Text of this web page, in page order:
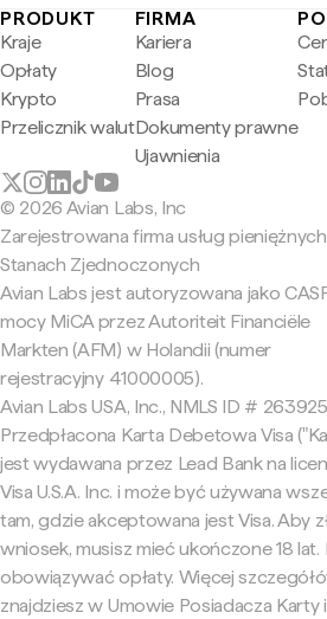
PRODUKT
Kraje
Opłaty
Krypto
Przelicznik walut
FIRMA
Kariera
Blog
Prasa
Dokumenty prawne
Ujawnienia
© 2026 Avian Labs, Inc
Zarejestrowana firma usług
Stanach Zjednoczonych
Avian Labs jest autoryzowana jako
mocy MiCA przez Autoriteit Financiële
Markten (AFM) w Holandii (numer
rejestracyjny 41000005).
Avian Labs USA, Inc., NMLS ID #
Przedpłacona Karta Debetowa Visa
jest wydawana przez Lead Bank na
Visa U.S.A. Inc. i może być używana
tam, gdzie akceptowana jest Visa. Aby
wniosek, musisz mieć ukończone 18 lat.
obowiązywać opłaty. Więcej
znajdziesz w Umowie Posiadacza Karty